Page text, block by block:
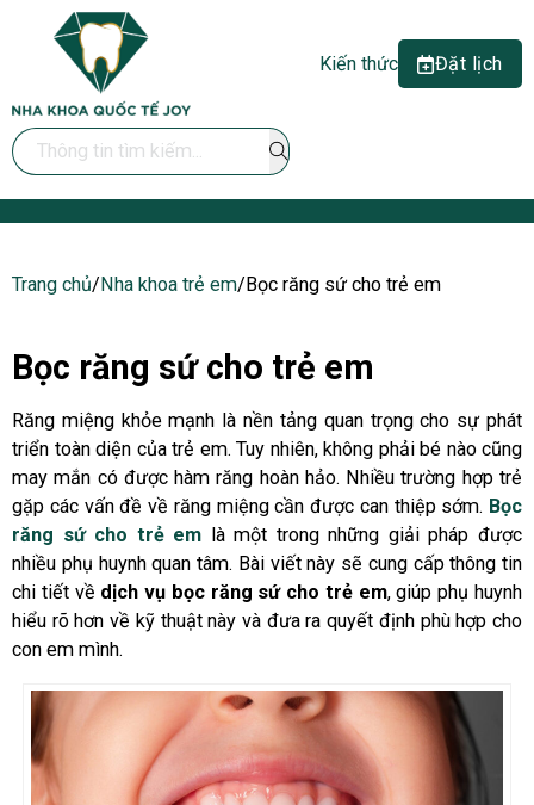
Search ...
Kiến thức Đặt lịch
Trang chủ/Nha khoa trẻ em/Bọc răng sứ cho trẻ em
Bọc răng sứ cho trẻ em
Răng miệng khỏe mạnh là nền tảng quan trọng cho sự phát
triển toàn diện của trẻ em. Tuy nhiên, không phải bé nào cũng
may mắn có được hàm răng hoàn hảo. Nhiều trường hợp trẻ
gặp các vấn đề về răng miệng cần được can thiệp sớm. Bọc
răng sứ cho trẻ em là một trong những giải pháp được
nhiều phụ huynh quan tâm. Bài viết này sẽ cung cấp thông tin
chi tiết về dịch vụ bọc răng sứ cho trẻ em, giúp phụ huynh
hiểu rõ hơn về kỹ thuật này và đưa ra quyết định phù hợp cho
con em mình.